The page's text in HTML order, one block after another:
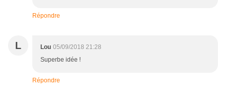
Répondre
L Lou 05/09/2018 21:28
Superbe idée !
Répondre